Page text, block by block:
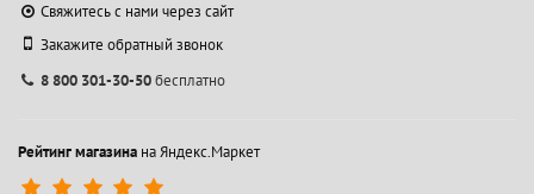
Свяжитесь с нами через сайт
Закажите обратный звонок
8 800 301-30-50бесплатно
Рейтинг магазина на Яндекс.Маркет